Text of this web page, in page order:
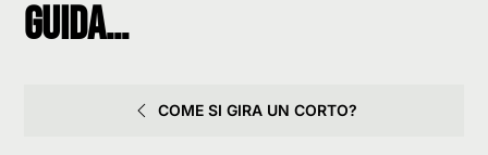
Guida…
COME SI GIRA UN CORTO?